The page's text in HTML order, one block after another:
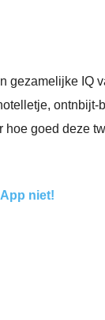
IQ
ontnbijt-
goed deze
niet!